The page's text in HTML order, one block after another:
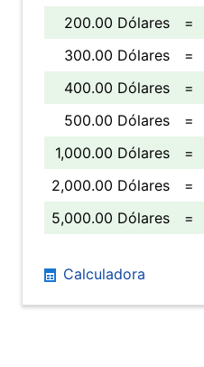
200.00 Dólares
=
300.00 Dólares
=
400.00 Dólares
=
500.00 Dólares
=
1,000.00 Dólares
=
2,000.00 Dólares
=
5,000.00 Dólares
=
Calculadora